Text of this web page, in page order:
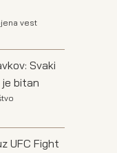
vest
Svaki
bitan
UFC Fight